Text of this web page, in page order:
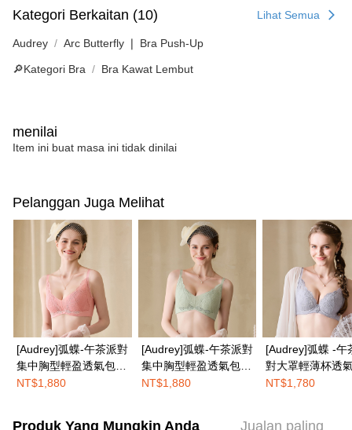
Kategori Berkaitan (10) Lihat Semua
Audrey Arc Butterfly ❘ Bra Push-Up
🔎Kategori Bra Bra Kawat Lembut
menilai
Item ini buat masa ini tidak dinilai
Pelanggan Juga Melihat
[Audrey]弧蝶-午茶派對
集中胸型輕盈透氣包覆
機能內衣-櫻花粉
NT$1,880
[Audrey]弧蝶-午茶派對
集中胸型輕盈透氣包覆
機能內衣-海藻綠
NT$1,880
[Audrey]弧蝶 -午
對大罩輕薄杯透
顯瘦內衣-薰衣紫
NT$1,780
Produk Yang Mungkin Anda Jualan paling